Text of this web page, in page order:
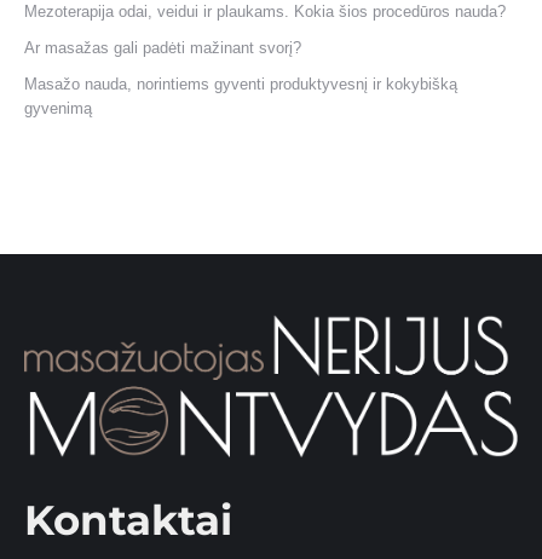
Mezoterapija odai, veidui ir plaukams. Kokia šios procedūros nauda?
Ar masažas gali padėti mažinant svorį?
Masažo nauda, norintiems gyventi produktyvesnį ir kokybišką
gyvenimą
Kontaktai